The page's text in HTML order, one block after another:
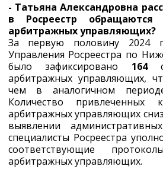
- Татьяна Александровна
в Росреестр
арбитражных управляющих?
За первую половину 2024
Управления Росреестра по
было зафиксировано 164
арбитражных управляющих,
чем в аналогичном
Количество привлеченных
арбитражных управляющих
выявлении
специалисты Росреестра
соответствующие
арбитражных управляющих.